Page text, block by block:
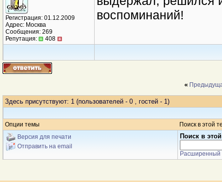
Регистрация: 01.12.2009
Адрес: Москва
Сообщения: 269
Репутация:
408
воспоминаний!
«
Здесь присутствуют: 1 (пользователей - 0 , гостей - 1)
Опции темы
Поиск в этой
Версия для печати
Отправить на email
Поиск в
Расширенный